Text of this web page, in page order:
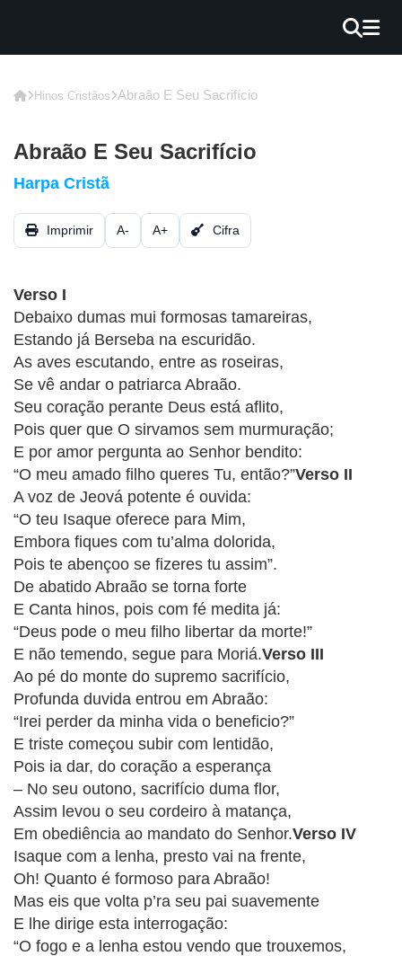
GRÁTIS
GUITAR
CIFRA
VÍDEO
HINOS
CRISTÃOS
TEORIA
MUSICAL
MINI
DOC
REVIEW
PLAYBACK
AUTORES
DA
HARPA
LISTAS
APP
WINDOWS
Hinos Cristãos Abraão E Seu Sacrifício
Abraão E Seu Sacrifício
Harpa Cristã
Imprimir A- A+ Cifra
Verso I
Debaixo dumas mui formosas tamareiras,
Estando já Berseba na escuridão.
As aves escutando, entre as roseiras,
Se vê andar o patriarca Abraão.
Seu coração perante Deus está aflito,
Pois quer que O sirvamos sem murmuração;
E por amor pergunta ao Senhor bendito:
“O meu amado filho queres Tu, então?”Verso II
A voz de Jeová potente é ouvida:
“O teu Isaque oferece para Mim,
Embora fiques com tu’alma dolorida,
Pois te abençoo se fizeres tu assim”.
De abatido Abraão se torna forte
E Canta hinos, pois com fé medita já:
“Deus pode o meu filho libertar da morte!”
E não temendo, segue para Moriá.Verso III
Ao pé do monte do supremo sacrifício,
Profunda duvida entrou em Abraão:
“Irei perder da minha vida o beneficio?”
E triste começou subir com lentidão,
Pois ia dar, do coração a esperança
– No seu outono, sacrifício duma flor,
Assim levou o seu cordeiro à matança,
Em obediência ao mandato do Senhor.Verso IV
Isaque com a lenha, presto vai na frente,
Oh! Quanto é formoso para Abraão!
Mas eis que volta p’ra seu pai suavemente
E lhe dirige esta interrogação:
“O fogo e a lenha estou vendo que trouxemos,